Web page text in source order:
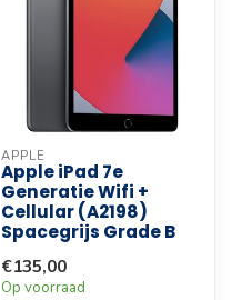
APPLE
Apple iPad 7e
Generatie Wifi +
Cellular (A2198)
Spacegrijs Grade B
€135,00
Op voorraad